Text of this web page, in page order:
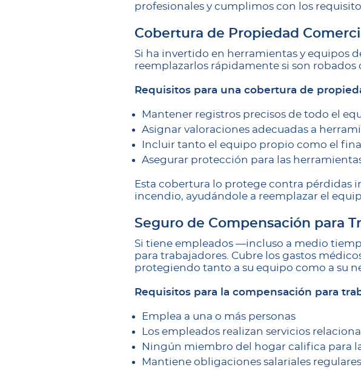
profesionales y cumplimos con los
Cobertura de Propiedad
Si ha invertido en herramientas y equipos
reemplazarlos rápidamente si son robados
Requisitos para una cobertura de
Mantener registros precisos de todo el
Asignar valoraciones adecuadas a
Incluir tanto el equipo propio como el
Asegurar protección para las
Esta cobertura lo protege contra pérdidas
incendio, ayudándole a reemplazar el
Seguro de Compensación para
Si tiene empleados —incluso a medio
para trabajadores. Cubre los gastos
protegiendo tanto a su equipo como a su
Requisitos para la compensación para
Emplea a una o más personas
Los empleados realizan servicios
Ningún miembro del hogar califica para
Mantiene obligaciones salariales regulares